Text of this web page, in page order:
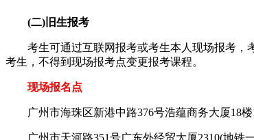
(二)旧生报考
考生可通过互联网报考或考生本人现场报考，考
考生，不得到现场报考点变更报考课程。
现场报名点
广州市海珠区新港中路376号浩蕴商务大厦18楼
广州市天河路351号广东外经贸大厦2310(地铁